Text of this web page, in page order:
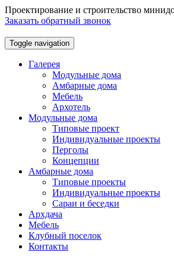
Проектирование и строительство
Заказать обратный звонок
Toggle navigation
Галерея
Модульные дома
Амбарные дома
Мебель
Архотель
Модульные дома
Типовые проект
Индивидуальные проекты
Перголы
Концепции
Амбарные дома
Типовые проекты
Индивидуальные проекты
Сараи и беседки
Архдача
Мебель
Клубный поселок
Контакты